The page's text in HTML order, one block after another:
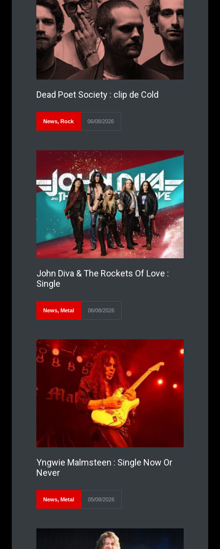
Dead Poet Society : clip de Cold
News, Rock 06/08/2026
John Diva & The Rockets Of Love :
Single
News, Metal 06/08/2026
Yngwie Malmsteen : Single Now Or
Never
News, Metal 05/08/2026